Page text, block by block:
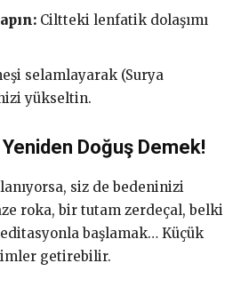
Ciltteki lenfatik dolaşımı
selamlayarak (Surya
yükseltin.
Doğuş Demek!
siz de bedeninizi
roka, bir tutam zerdeçal, belki
başlamak… Küçük
getirebilir.